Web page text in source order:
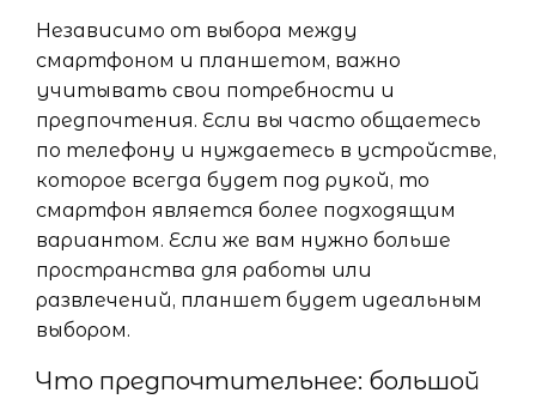
Независимо от выбора между
смартфоном и планшетом, важно
учитывать свои потребности и
предпочтения. Если вы часто общаетесь
по телефону и нуждаетесь в устройстве,
которое всегда будет под рукой, то
смартфон является более подходящим
вариантом. Если же вам нужно больше
пространства для работы или
развлечений, планшет будет идеальным
выбором.
Что предпочтительнее: большой